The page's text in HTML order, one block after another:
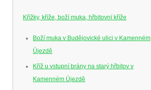
Křížky, kříže, boží muka, hřbitovní kříže
Boží muka v Budějovické ulici v Kamenném
Újezdě
Kříž u vstupní brány na starý hřbitov v
Kamenném Újezdě